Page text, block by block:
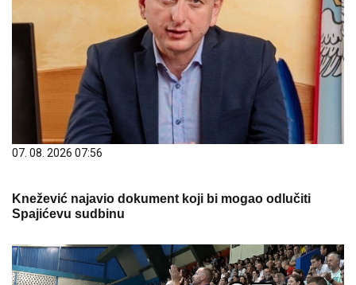
07. 08. 2026 07:56
Knežević najavio dokument koji bi mogao odlučiti
Spajićevu sudbinu